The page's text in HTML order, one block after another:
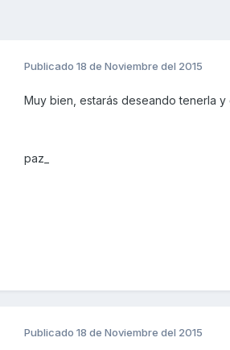
Publicado 18 de Noviembre del 2015
Muy bien, estarás deseando tenerla y
paz_
Publicado 18 de Noviembre del 2015